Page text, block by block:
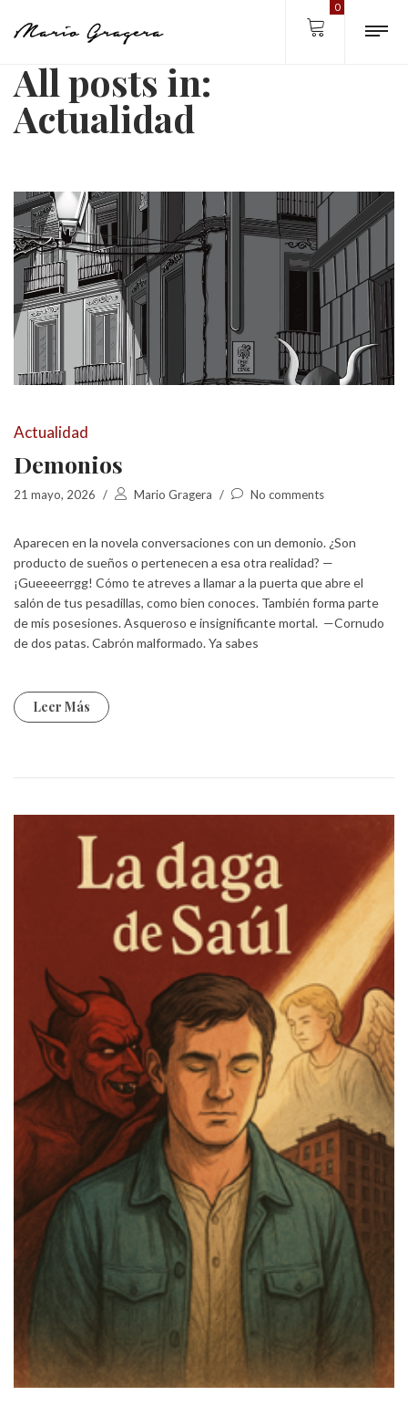
0
All posts in:
Actualidad
Actualidad
Demonios
21 mayo, 2026 / Mario Gragera / No comments
Aparecen en la novela conversaciones con un demonio. ¿Son
producto de sueños o pertenecen a esa otra realidad? —
¡Gueeeerrgg! Cómo te atreves a llamar a la puerta que abre el
salón de tus pesadillas, como bien conoces. También forma parte
de mis posesiones. Asqueroso e insignificante mortal. —Cornudo
de dos patas. Cabrón malformado. Ya sabes
Leer Más